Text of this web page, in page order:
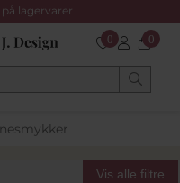
lagervarer
0 0
Vis alle filtre